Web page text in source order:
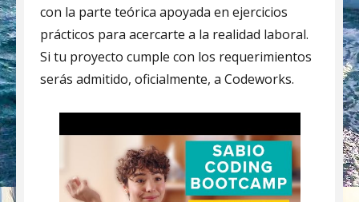
con la parte teórica apoyada en ejercicios
prácticos para acercarte a la realidad laboral.
Si tu proyecto cumple con los requerimientos
serás admitido, oficialmente, a Codeworks.